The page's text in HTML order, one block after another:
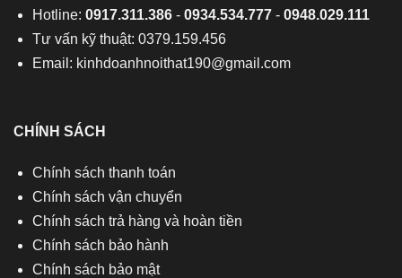
Hotline: 0917.311.386- 0934.534.777- 0948.029.111
Tư vấn kỹ thuật: 0379.159.456
Email: kinhdoanhnoithat190@gmail.com
CHÍNH SÁCH
Chính sách thanh toán
Chính sách vận chuyển
Chính sách trả hàng và hoàn tiền
Chính sách bảo hành
Chính sách bảo mật